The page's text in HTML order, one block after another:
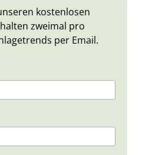
kostenlosen
zweimal pro
per Email.